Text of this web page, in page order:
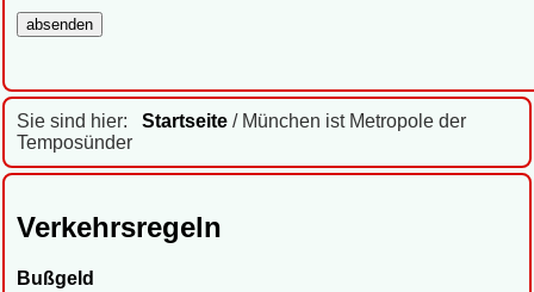
Sie sind hier: Startseite / München ist Metropole der
Temposünder
Verkehrsregeln
Bußgeld